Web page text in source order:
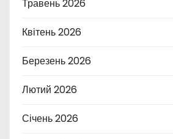
Травень 2026
Квітень 2026
Березень 2026
Лютий 2026
Січень 2026